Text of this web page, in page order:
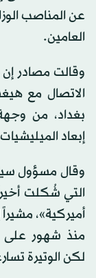
عن المناصب
العامين.
وقالت مصادر
الاتصال مع
بغداد، من
إبعاد
وقال مسؤول
التي شُكلت
أميركية»،
منذ شهور على
لكن الوتيرة